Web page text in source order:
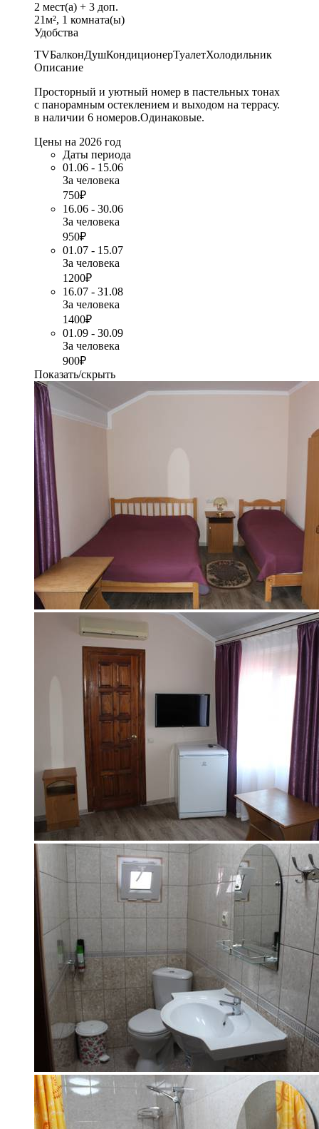
2 мест(а) + 3 доп.
21м², 1 комната(ы)
Удобства
TVБалконДушКондиционерТуалетХолодильник
Описание
Просторный и уютный номер в пастельных тонах
с панорамным остеклением и выходом на террасу.
в наличии 6 номеров.Одинаковые.
Цены на 2026 год
Даты периода
01.06 - 15.06
За человека
750₽
16.06 - 30.06
За человека
950₽
01.07 - 15.07
За человека
1200₽
16.07 - 31.08
За человека
1400₽
01.09 - 30.09
За человека
900₽
Показать/скрыть